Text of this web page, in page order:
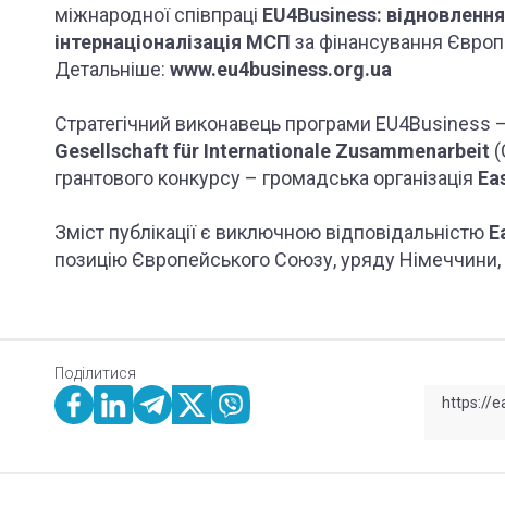
міжнародної співпраці EU4Business:
інтернаціоналізація МСП за фінансування
Детальніше: www.eu4business.org.ua
Стратегічний виконавець програми EU4Business
Gesellschaft für Internationale Zusammenarbeit
грантового конкурсу – громадська організація
Зміст публікації є виключною відповідальністю
позицію Європейського Союзу, уряду Німеччини,
Поділитися